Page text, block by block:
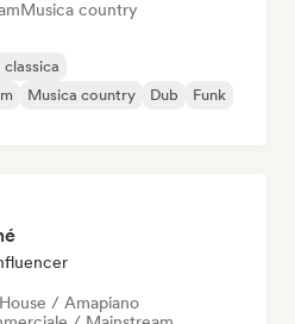
Musica country
classica
Musica country Dub
Funk
/ Amapiano